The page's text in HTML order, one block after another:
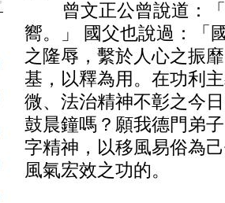
曾文正公曾說道：「
嚮。」 國父也說過：「
之隆辱，繫於人心之振
基，以釋為用。在功利
微、法治精神不彰之今
鼓晨鐘嗎？願我德門弟
字精神，以移風易俗為
風氣宏效之功的。